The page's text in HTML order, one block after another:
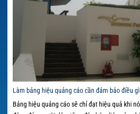
Làm bảng hiệu quảng cáo cần đảm bảo điều
Bảng hiệu quảng cáo sẽ chỉ đạt hiệu quả khi